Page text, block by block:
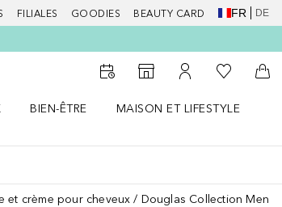
FILIALES GOODIES BEAUTY CARD FR DE
Vers le Storefinder
Vers Mon Compte
Vers Ma
BIEN-ÊTRE
MAISON ET LIFESTYLE
et crème pour cheveux Douglas Collection Men